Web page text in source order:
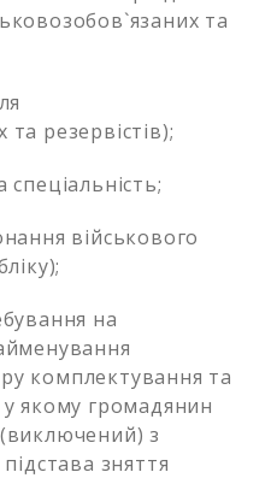
та
резервістів);
військового
на
комплектування та
у якому громадянин
з
зняття